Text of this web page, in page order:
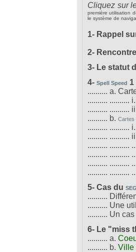
Cliquez sur
première utilisation
le système de
1- Rappel
2-
3- Le statut
4- Spell Speed
.......... a.
.......... ..........
.......... ..........
.......... b. Cartes
.......... ..........
.......... ..........
.......... ..........
.......... ..........
.......... ..........
.......... ..........
5- Cas du
..........
.......... Une
.......... Un
6- Le "miss
.......... a.
.......... b. Ville